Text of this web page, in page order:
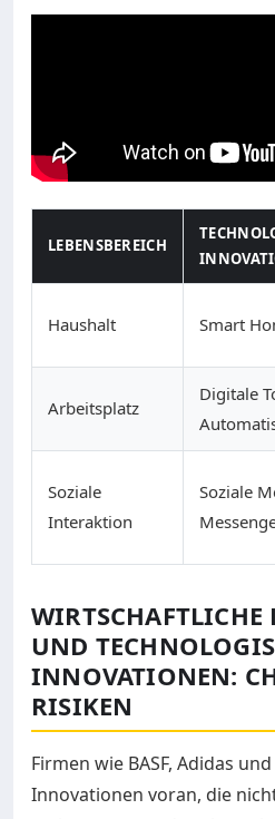
LEBENSBEREICH
Haushalt Smart
Arbeitsplatz
Digitale
Soziale
Interaktion
Soziale
UND
INNOVATIONEN:
RISIKEN
Firmen wie BASF, Adidas
Innovationen voran, die